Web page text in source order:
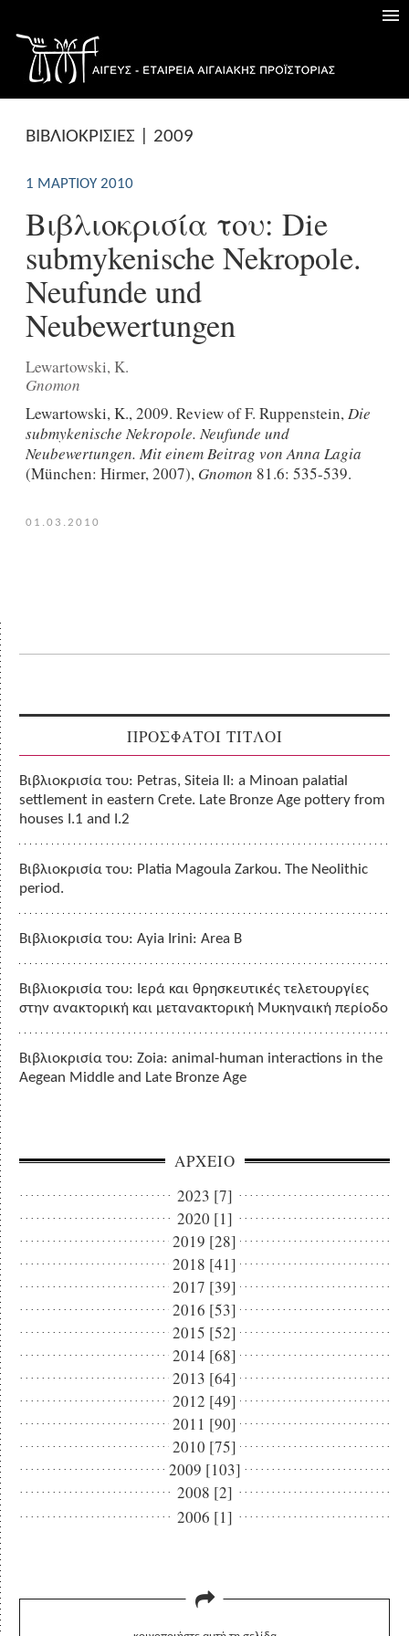
ΒΙΒΛΙΟΚΡΙΣΙΕΣ | 2009
1 ΜΑΡΤΊΟΥ 2010
Βιβλιοκρισία του: Die
submykenische Nekropole.
Neufunde und
Neubewertungen
Lewartowski, K.
Gnomon
Lewartowski, K., 2009. Review of F. Ruppenstein,Die
submykenische Nekropole. Neufunde und
Neubewertungen. Mit einem Beitrag von Anna Lagia
(München: Hirmer, 2007), Gnomon 81.6: 535-539.
01.03.2010
ΠΡΟΣΦΑΤΟΙ ΤΙΤΛΟΙ
Βιβλιοκρισία του: Petras, Siteia II: a Minoan palatial
settlement in eastern Crete. Late Bronze Age pottery from
houses I.1 and I.2
Βιβλιοκρισία του: Platia Magoula Zarkou. The Neolithic
period.
Βιβλιοκρισία του: Ayia Irini: Area B
Βιβλιοκρισία του: Ιερά και θρησκευτικές τελετουργίες
στην ανακτορική και μετανακτορική Μυκηναική περίοδο
Βιβλιοκρισία του: Zoia: animal-human interactions in the
Aegean Middle and Late Bronze Age
ΑΡΧΕΙΟ
2023 [7]
2020 [1]
2019 [28]
2018 [41]
2017 [39]
2016 [53]
2015 [52]
2014 [68]
2013 [64]
2012 [49]
2011 [90]
2010 [75]
2009 [103]
2008 [2]
2006 [1]